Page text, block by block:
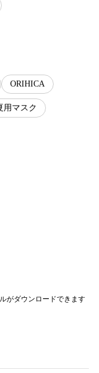
ORIHICA
用マスク
がダウンロードできます